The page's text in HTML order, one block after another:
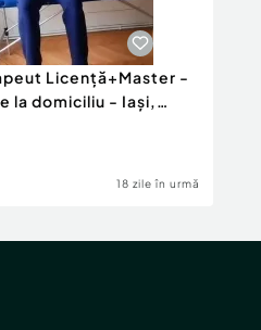
Licență+Master -
la domiciliu - Iași,
18 zile în urmă